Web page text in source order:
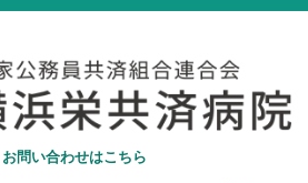
お問い合わせはこちら